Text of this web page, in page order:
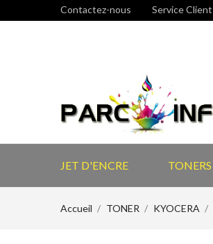
Contactez-nous Service Client
JET D'ENCRE TONERS
Accueil TONER KYOCERA